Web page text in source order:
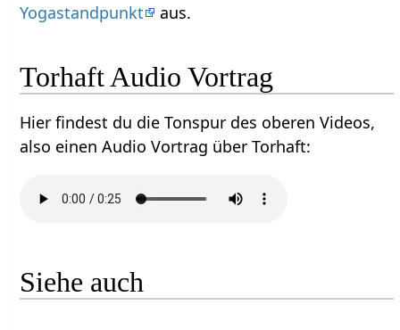
Yogastandpunkt
aus.
Torhaft‏‎ Audio Vortrag
Hier findest du die Tonspur des oberen Videos,
also einen Audio Vortrag über Torhaft‏‎:
Siehe auch